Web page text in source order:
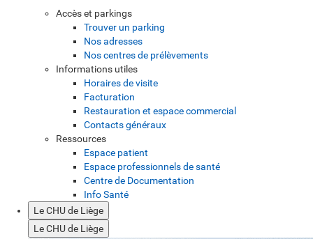
Accès et parkings
Trouver un parking
Nos adresses
Nos centres de prélèvements
Informations utiles
Horaires de visite
Facturation
Restauration et espace commercial
Contacts généraux
Ressources
Espace patient
Espace professionnels de santé
Centre de Documentation
Info Santé
Le CHU de Liège
Le CHU de Liège